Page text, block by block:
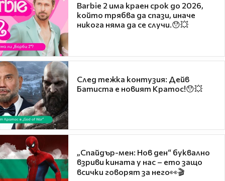
Barbie 2 има краен срок до 2026,
който трябва да спази, иначе
никога няма да се случи.😯💥
След тежка контузия: Дейв
Батиста е новият Кратос!😯💥
„Спайдър-мен: Нов ден“ буквално
взриви кината у нас – ето защо
всички говорят за него👀🎬